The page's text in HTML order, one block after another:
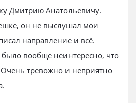
Дмитрию Анатольевичу.
он не выслушал мои
направление и всё.
вообще неинтересно, что
тревожно и неприятно